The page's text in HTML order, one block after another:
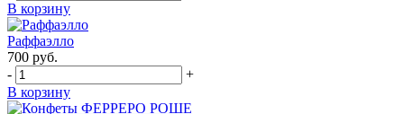
В корзину
Раффаэлло
700 руб.
-
+
В корзину